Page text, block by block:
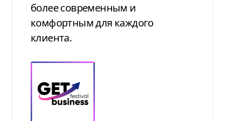
более современным и
комфортным для каждого
клиента.